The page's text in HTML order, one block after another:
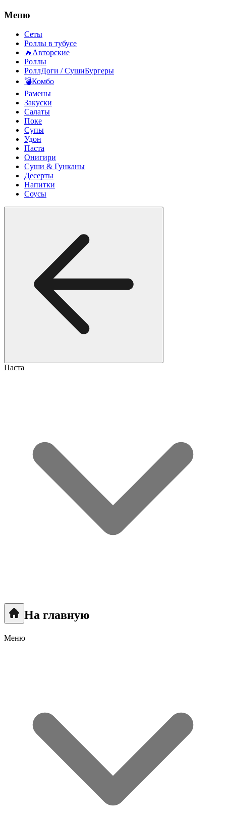
Меню
Сеты
Роллы в тубусе
🔥Авторские
Роллы
РоллДоги / СушиБургеры
💣Комбо
Рамены
Закуски
Салаты
Поке
Супы
Удон
Паста
Онигири
Суши & Гунканы
Десерты
Напитки
Соусы
Паста
На главную
Меню